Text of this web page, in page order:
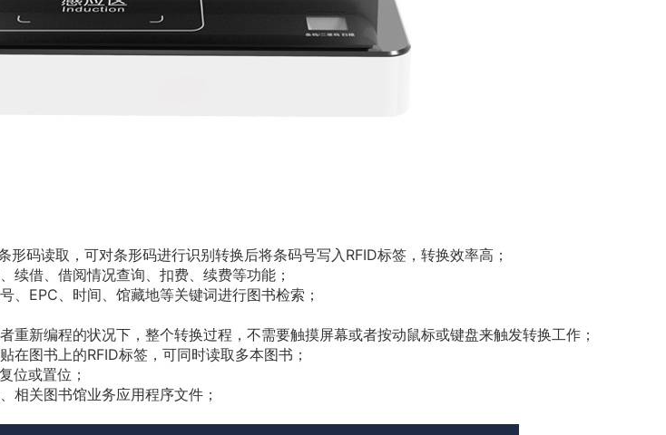
形码读取，可对条形码进行识别转换后将条码号写入RFID标签，转换效率高；
续借、借阅情况查询、扣费、续费等功能；
、EPC、时间、馆藏地等关键词进行图书检索；
重新编程的状况下，整个转换过程，不需要触摸屏幕或者按动鼠标或键盘来触发转换工作；
在图书上的RFID标签，可同时读取多本图书；
位或置位；
相关图书馆业务应用程序文件；